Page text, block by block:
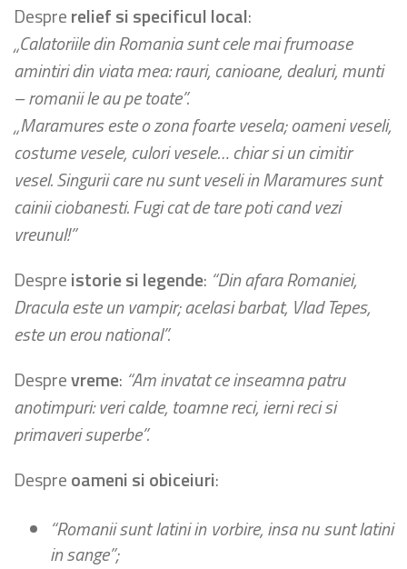
Desprerelief si specificul local:
„Calatoriile din Romania sunt cele mai frumoase
amintiri din viata mea: rauri, canioane, dealuri, munti
– romanii le au pe toate”.
„Maramures este o zona foarte vesela; oameni veseli,
costume vesele, culori vesele… chiar si un cimitir
vesel. Singurii care nu sunt veseli in Maramures sunt
cainii ciobanesti. Fugi cat de tare poti cand vezi
vreunul!”
Despreistorie si legende: “Din afara Romaniei,
Dracula este un vampir; acelasi barbat, Vlad Tepes,
este un erou national”.
Desprevreme: “Am invatat ce inseamna patru
anotimpuri: veri calde, toamne reci, ierni reci si
primaveri superbe”.
Despreoameni si obiceiuri:
“Romanii sunt latini in vorbire, insa nu sunt latini
in sange”;